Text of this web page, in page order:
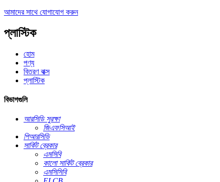
আমাদের সাথে যোগাযোগ করুন
প্লাস্টিক
হোম
পণ্য
বিতরণ বাক্স
প্লাস্টিক
বিভাগগুলি
আরসিডি সুরক্ষা
জিএফসিআই
পিআরসিডি
সার্কিট ব্রেকার
এমসিবি
কালো সার্কিট ব্রেকার
এমসিসিবি